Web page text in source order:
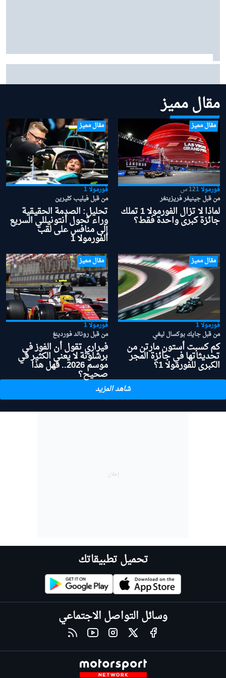
سائق سابق ينتقد "فيا" لعدم تحركها مبكرًا بشأن قوانين
مقال مميز
مقال مميز
فورمولا 1 12 س
من قبل جينيفر فريزينغر
لماذا لا تزال الفورمولا 1 تملك
جائزة كبرى واحدة فقط؟
مقال مميز
فورمولا 1
من قبل فيليب كليرين
تحليل: الصدمة الحقيقية
وراء تحول أنتونيللي السريع
إلى منافس على لقب
الفورمولا 1
مقال مميز
فورمولا 1
من قبل جايك بوكسال ليغي
كم كسبت أستون مارتن من
تحديثاتها في جائزة المجر
الكبرى للفورمولا 1؟
مقال مميز
فورمولا 1
من قبل رونالد فوردينغ
فيراري تقول أن الفوز في
برشلونة لا يعني الكثير في
موسم 2026.. فهل هذا
صحيح؟
شاهد المزيد
تحميل تطبيقاتك
وسائل التواصل الاجتماعي